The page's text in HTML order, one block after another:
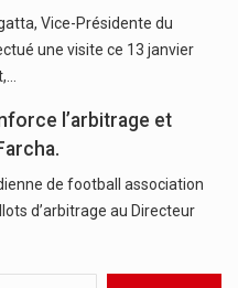
Vice-Présidente du
une visite ce 13 janvier
l’arbitrage et
de football association
d’arbitrage au Directeur